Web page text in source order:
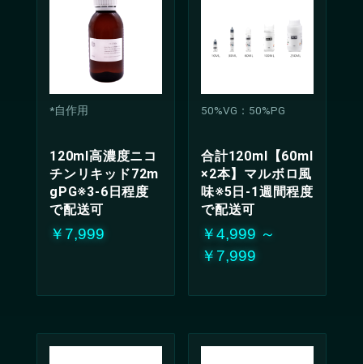
*自作用
120ml高濃度ニコ
チンリキッド72m
gPG※3-6日程度
で配送可
￥7,999
50%VG：50%PG
合計120ml【60ml
×2本】マルボロ風
味※5日-1週間程度
で配送可
￥4,999 ～
￥7,999